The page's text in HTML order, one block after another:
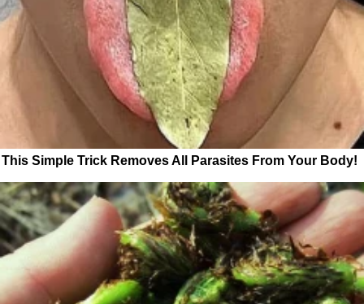
This Simple Trick Removes All Parasites From Your Body!